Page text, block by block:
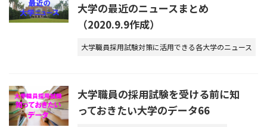
大学の最近のニュースまとめ
（2020.9.9作成）
大学職員採用試験対策に活用できる各大学のニュース
大学職員の採用試験を受ける前に知
っておきたい大学のデータ66